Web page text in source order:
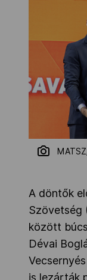
A döntők
Szövetség
között
Dévai
is lezárták